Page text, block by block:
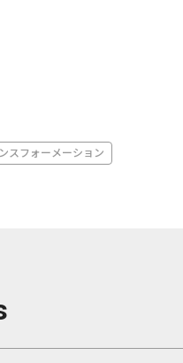
スフォーメーション